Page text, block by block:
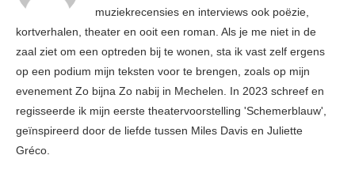
muziekrecensies en interviews ook poëzie,
kortverhalen, theater en ooit een roman. Als je me niet in de
zaal ziet om een optreden bij te wonen, sta ik vast zelf ergens
op een podium mijn teksten voor te brengen, zoals op mijn
evenement Zo bijna Zo nabij in Mechelen. In 2023 schreef en
regisseerde ik mijn eerste theatervoorstelling 'Schemerblauw',
geïnspireerd door de liefde tussen Miles Davis en Juliette
Gréco.